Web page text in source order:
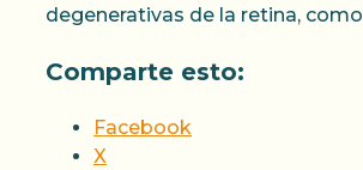
degenerativas de la retina, como
Comparte esto:
Facebook
X